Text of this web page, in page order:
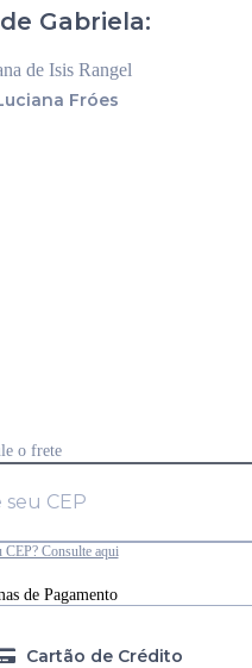
Gabriela:
de Isis Rangel
Fróes
o frete
CEP? Consulte aqui
de Pagamento
Cartão de Crédito